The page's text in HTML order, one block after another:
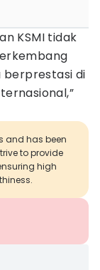
KSMI tidak
berprestasi di
and has been
to provide
high